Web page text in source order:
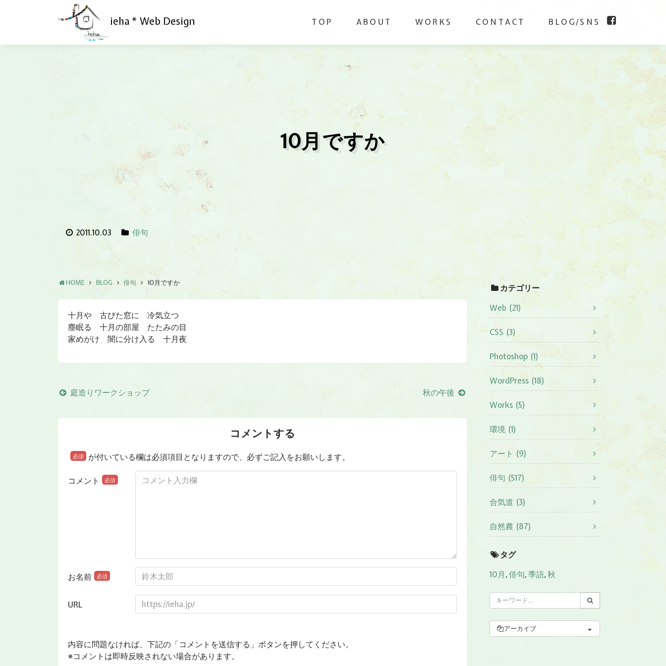
ieha * Web Design TOP ABOUT WORKS CONTACT BLOG/SNS
10月ですか
2011.10.03 俳句
HOME BLOG 俳句 10月ですか
十月や 古びた窓に 冷気立つ
塵眠る 十月の部屋 たたみの目
家めがけ 闇に分け入る 十月夜
庭造りワークショップ 秋の午後
コメントする
必須 が付いている欄は必須項目となりますので、必ずご記入をお願いします。
コメント 必須
お名前 必須
URL
内容に問題なければ、下記の「コメントを送信する」ボタンを押してください。
※コメントは即時反映されない場合があります。
カテゴリー
Web (21)
CSS (3)
Photoshop (1)
WordPress (18)
Works (5)
環境 (1)
アート (9)
俳句 (517)
合気道 (3)
自然農 (87)
タグ
10月,俳句,季語,秋
アーカイブ